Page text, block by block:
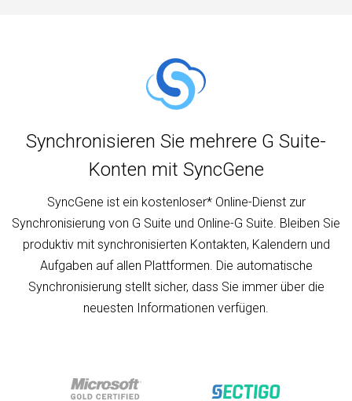
Synchronisieren Sie mehrere G Suite-
Konten mit SyncGene
SyncGene ist ein kostenloser* Online-Dienst zur
Synchronisierung von G Suite und Online-G Suite. Bleiben Sie
produktiv mit synchronisierten Kontakten, Kalendern und
Aufgaben auf allen Plattformen. Die automatische
Synchronisierung stellt sicher, dass Sie immer über die
neuesten Informationen verfügen.